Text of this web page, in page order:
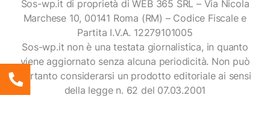
Sos-wp.it di proprietà di WEB 365 SRL – Via Nicola
Marchese 10, 00141 Roma (RM) – Codice Fiscale e
Partita I.V.A. 12279101005
Sos-wp.it non è una testata giornalistica, in quanto
viene aggiornato senza alcuna periodicità. Non può
pertanto considerarsi un prodotto editoriale ai sensi
della legge n. 62 del 07.03.2001